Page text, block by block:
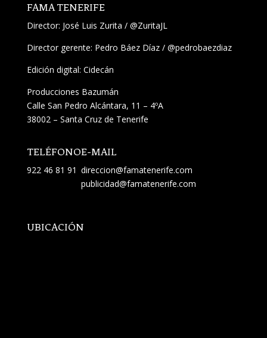
FAMA TENERIFE
Director: José Luis Zurita / @ZuritaJL
Director gerente: Pedro Báez Díaz / @pedrobaezdiaz
Edición digital: Cidecán
Producciones Bazumán
Calle San Pedro Alcántara, 11 – 4ºA
38002 – Santa Cruz de Tenerife
TELÉFONO
922 46 81 91
E-MAIL
direccion@famatenerife.com
publicidad@famatenerife.com
UBICACIÓN